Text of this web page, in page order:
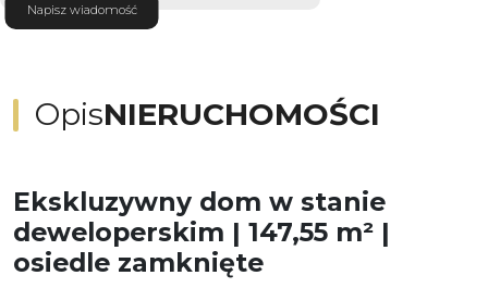
Napisz wiadomość
OpisNIERUCHOMOŚCI
Ekskluzywny dom w stanie
deweloperskim | 147,55 m² |
osiedle zamknięte